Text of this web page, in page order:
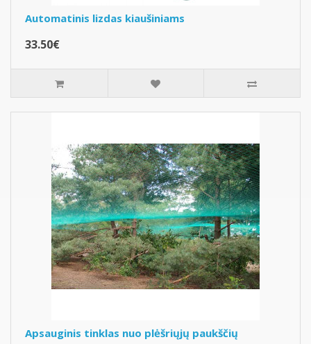
Automatinis lizdas kiaušiniams
33.50€
Apsauginis tinklas nuo plėšriųjų paukščių